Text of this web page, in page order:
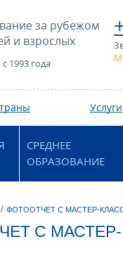
за рубежом
и взрослых
1993 года
Услуги
СРЕДНЕЕ
ОБРАЗОВАНИЕ
/ ФОТООТЧЕТ С МАСТЕР-
С МАСТЕР-